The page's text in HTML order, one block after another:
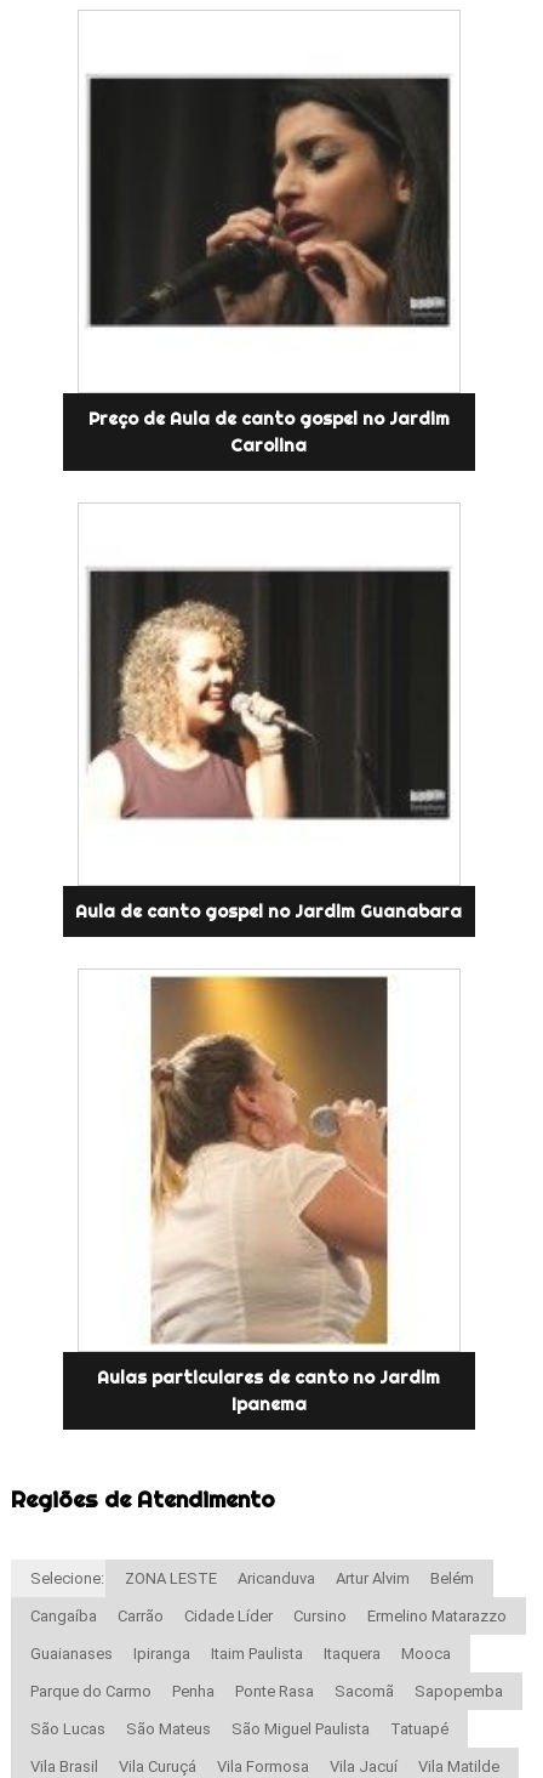
Preço de Aula de canto gospel no Jardim
Carolina
Aula de canto gospel no Jardim Guanabara
Aulas particulares de canto no Jardim
Ipanema
Regiões de Atendimento
Selecione: ZONA LESTE Aricanduva Artur Alvim Belém
Cangaíba Carrão Cidade Líder Cursino Ermelino Matarazzo
Guaianases Ipiranga Itaim Paulista Itaquera Mooca
Parque do Carmo Penha Ponte Rasa Sacomã Sapopemba
São Lucas São Mateus São Miguel Paulista Tatuapé
Vila Brasil Vila Curuçá Vila Formosa Vila Jacuí Vila Matilde